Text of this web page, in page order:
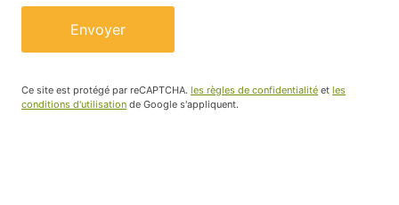
Ce site est protégé par reCAPTCHA.les règles de confidentialité etles
conditions d'utilisation de Google s'appliquent.